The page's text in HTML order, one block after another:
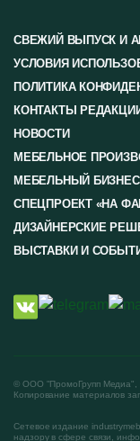
© ООО "ПромоГрупп Медиа",
Копирование материалов
СВЕЖИЙ ВЫПУСК И
УСЛОВИЯ
ПОЛИТИКА
КОНТАКТЫ
НОВОСТИ
МЕБЕЛЬНОЕ
МЕБЕЛЬНЫЙ БИЗНЕС
СПЕЦПРОЕКТ «НА
ДИЗАЙНЕРСКИЕ
ВЫСТАВКИ И
Сетевое издание
надзору в сфере связи,